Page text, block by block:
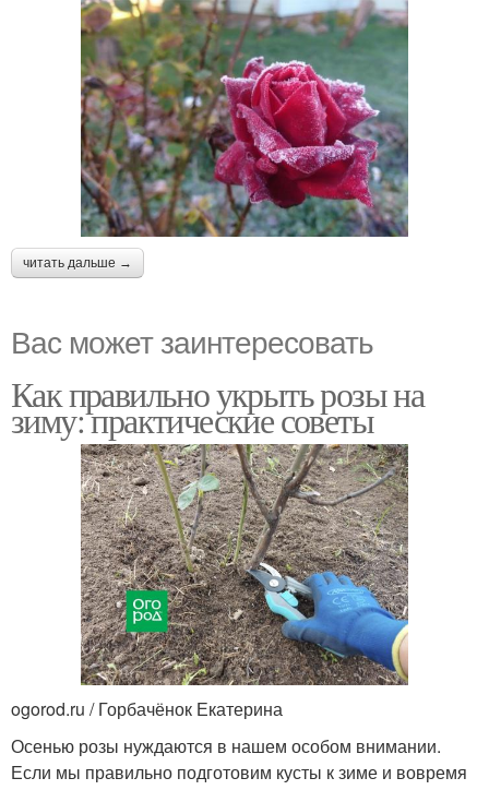
читать дальше →
Вас может заинтересовать
Как правильно укрыть розы на
зиму: практические советы
ogorod.ru / Горбачёнок Екатерина
Осенью розы нуждаются в нашем особом внимании.
Если мы правильно подготовим кусты к зиме и вовремя